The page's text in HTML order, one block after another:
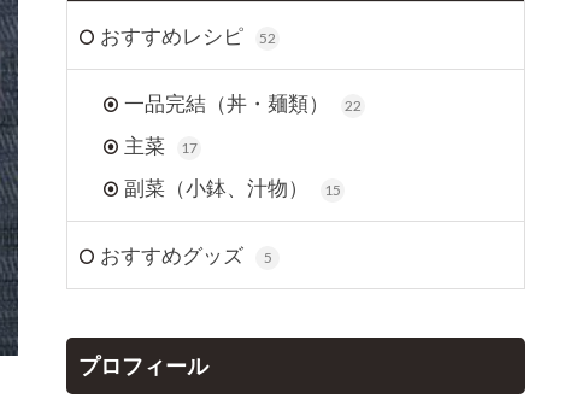
おすすめレシピ 52
一品完結（丼・麺類） 22
主菜 17
副菜（小鉢、汁物） 15
おすすめグッズ 5
プロフィール